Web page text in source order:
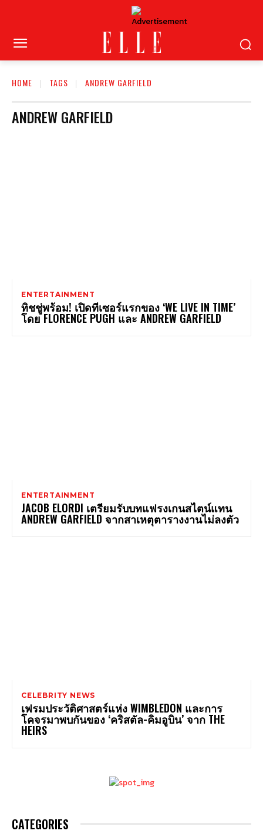
HOME TAGS ANDREW GARFIELD
ANDREW GARFIELD
ENTERTAINMENT
ทิชชู่พร้อม! เปิดทีเซอร์แรกของ ‘WE LIVE IN TIME’
โดย FLORENCE PUGH และ ANDREW GARFIELD
ENTERTAINMENT
JACOB ELORDI เตรียมรับบทแฟรงเกนสไตน์แทน
ANDREW GARFIELD จากสาเหตุตารางงานไม่ลงตัว
CELEBRITY NEWS
เฟรมประวัติศาสตร์แห่ง WIMBLEDON และการ
โคจรมาพบกันของ ‘คริสตัล-คิมอูบิน’ จาก THE
HEIRS
CATEGORIES